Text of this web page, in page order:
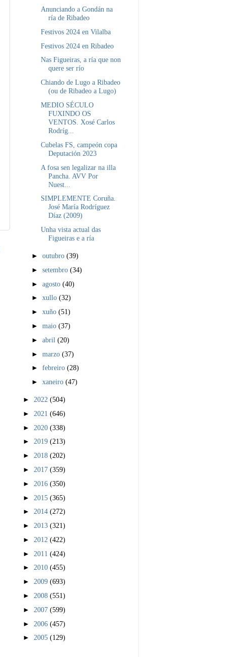
Anunciando a Gondán na
ría de Ribadeo
Festivos 2024 en Vilalba
Festivos 2024 en Ribadeo
Nas Figueiras, a ría que non
quere ser río
Chiando de Lugo a Ribadeo
(ou de Ribadeo a Lugo)
MEDIO SÉCULO
FUXINDO OS
VENTOS. Xosé Carlos
Rodríg...
Cubelas FS, campeón copa
Deputación 2023
A fosa sen legalizar na illa
Pancha. AVV Por
Nuest...
SIMPLEMENTE Coruña.
José María Rodríguez
Díaz (2009)
Unha vista actual das
Figueiras e a ría
►outubro(39)
►setembro(34)
►agosto(40)
►xullo(32)
►xuño(51)
►maio(37)
►abril(20)
►marzo(37)
►febreiro(28)
►xaneiro(47)
► 2022 (504)
► 2021 (646)
► 2020 (338)
► 2019 (213)
► 2018 (202)
► 2017 (359)
► 2016 (350)
► 2015 (365)
► 2014 (272)
► 2013 (321)
► 2012 (422)
► 2011 (424)
► 2010 (455)
► 2009 (693)
► 2008 (551)
► 2007 (599)
► 2006 (457)
► 2005 (129)